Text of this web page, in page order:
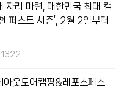
자리 마련, 대한민국 최대 캠
퍼스트 시즌’, 2월 2일부터
1322
웃도어캠핑&레포츠페스